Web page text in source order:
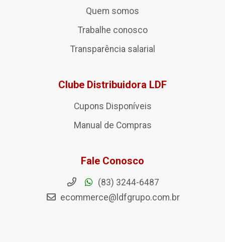
Quem somos
Trabalhe conosco
Transparência salarial
Clube Distribuidora LDF
Cupons Disponíveis
Manual de Compras
Fale Conosco
(83) 3244-6487
ecommerce@ldfgrupo.com.br